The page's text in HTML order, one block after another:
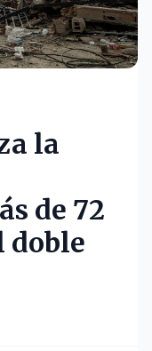
la
de 72
doble